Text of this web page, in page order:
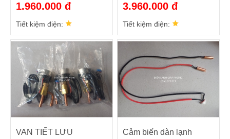
1.960.000 đ
Tiết kiệm điện:
3.960.000 đ
Tiết kiệm điện:
VAN TIẾT LƯU Cảm biến dàn lạnh